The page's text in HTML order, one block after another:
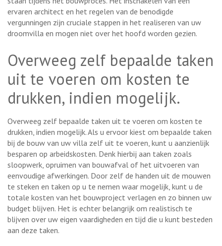
ervaren architect en het regelen van de benodigde
vergunningen zijn cruciale stappen in het realiseren van uw
droomvilla en mogen niet over het hoofd worden gezien.
Overweeg zelf bepaalde taken
uit te voeren om kosten te
drukken, indien mogelijk.
Overweeg zelf bepaalde taken uit te voeren om kosten te
drukken, indien mogelijk. Als u ervoor kiest om bepaalde taken
bij de bouw van uw villa zelf uit te voeren, kunt u aanzienlijk
besparen op arbeidskosten. Denk hierbij aan taken zoals
sloopwerk, opruimen van bouwafval of het uitvoeren van
eenvoudige afwerkingen. Door zelf de handen uit de mouwen
te steken en taken op u te nemen waar mogelijk, kunt u de
totale kosten van het bouwproject verlagen en zo binnen uw
budget blijven. Het is echter belangrijk om realistisch te
blijven over uw eigen vaardigheden en tijd die u kunt besteden
aan deze taken.